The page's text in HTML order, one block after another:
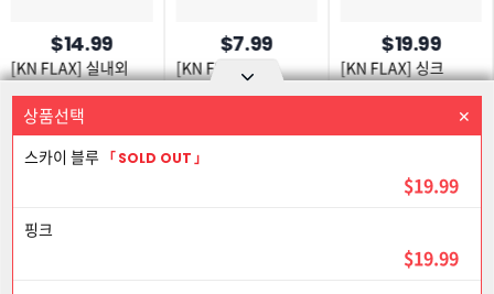
$14.99
[KN FLAX] 실내외
어디서든 간편하게!
종이냄비 나우보일
$7.99
[KN FLAX]
발톱깎이/Foot File
$19.99
[KN FLAX] 싱크
스플래시 가드/ 실리콘
상품을 선택하세요
상품선택
스카이 블루 SOLD OUT
$19.99
핑크
$19.99
로그인
제휴신청